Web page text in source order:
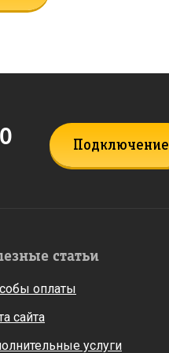
Подключение
статьи
оплаты
сайта
услуги